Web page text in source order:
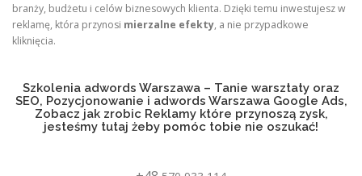
branży, budżetu i celów biznesowych klienta. Dzięki temu inwestujesz w
reklamę, która przynosi mierzalne efekty, a nie przypadkowe
kliknięcia.
Szkolenia adwords Warszawa – Tanie warsztaty oraz
SEO, Pozycjonowanie i adwords Warszawa Google Ads,
Zobacz jak zrobic Reklamy które przynoszą zysk,
jesteśmy tutaj żeby pomóc tobie nie oszukać!